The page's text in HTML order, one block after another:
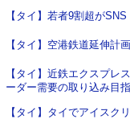
【タイ】若者9割超が
【タイ】空港鉄道延伸計
【タイ】近鉄エクスプ
ーダー需要の取り込み目
【タイ】タイでアイス